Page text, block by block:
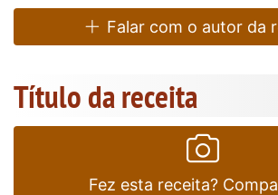
Falar com o autor da
Título da receita
Fez esta receita?